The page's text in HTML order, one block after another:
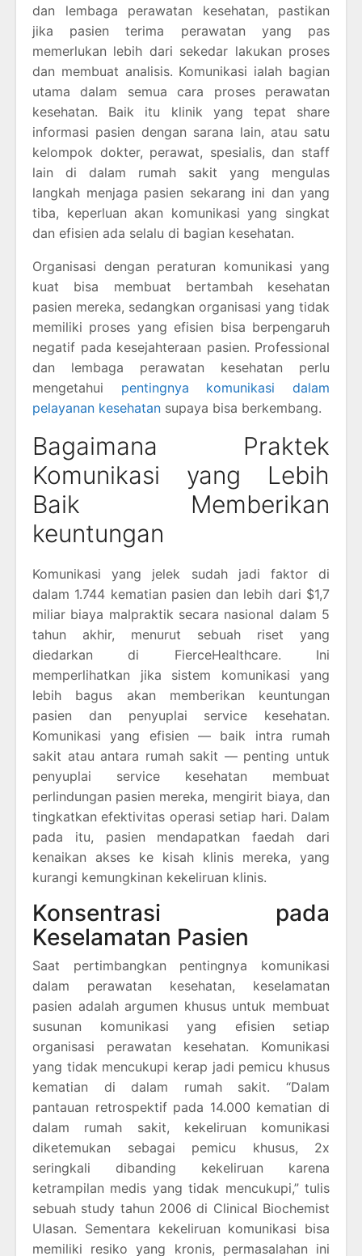
dan lembaga perawatan kesehatan, pastikan
jika pasien terima perawatan yang pas
memerlukan lebih dari sekedar lakukan proses
dan membuat analisis. Komunikasi ialah bagian
utama dalam semua cara proses perawatan
kesehatan. Baik itu klinik yang tepat share
informasi pasien dengan sarana lain, atau satu
kelompok dokter, perawat, spesialis, dan staff
lain di dalam rumah sakit yang mengulas
langkah menjaga pasien sekarang ini dan yang
tiba, keperluan akan komunikasi yang singkat
dan efisien ada selalu di bagian kesehatan.
Organisasi dengan peraturan komunikasi yang
kuat bisa membuat bertambah kesehatan
pasien mereka, sedangkan organisasi yang tidak
memiliki proses yang efisien bisa berpengaruh
negatif pada kesejahteraan pasien. Professional
dan lembaga perawatan kesehatan perlu
mengetahui pentingnya komunikasi dalam
pelayanan kesehatan supaya bisa berkembang.
Bagaimana Praktek
Komunikasi yang Lebih
Baik Memberikan
keuntungan
Komunikasi yang jelek sudah jadi faktor di
dalam 1.744 kematian pasien dan lebih dari $1,7
miliar biaya malpraktik secara nasional dalam 5
tahun akhir, menurut sebuah riset yang
diedarkan di FierceHealthcare. Ini
memperlihatkan jika sistem komunikasi yang
lebih bagus akan memberikan keuntungan
pasien dan penyuplai service kesehatan.
Komunikasi yang efisien — baik intra rumah
sakit atau antara rumah sakit — penting untuk
penyuplai service kesehatan membuat
perlindungan pasien mereka, mengirit biaya, dan
tingkatkan efektivitas operasi setiap hari. Dalam
pada itu, pasien mendapatkan faedah dari
kenaikan akses ke kisah klinis mereka, yang
kurangi kemungkinan kekeliruan klinis.
Konsentrasi pada
Keselamatan Pasien
Saat pertimbangkan pentingnya komunikasi
dalam perawatan kesehatan, keselamatan
pasien adalah argumen khusus untuk membuat
susunan komunikasi yang efisien setiap
organisasi perawatan kesehatan. Komunikasi
yang tidak mencukupi kerap jadi pemicu khusus
kematian di dalam rumah sakit. “Dalam
pantauan retrospektif pada 14.000 kematian di
dalam rumah sakit, kekeliruan komunikasi
diketemukan sebagai pemicu khusus, 2x
seringkali dibanding kekeliruan karena
ketrampilan medis yang tidak mencukupi,” tulis
sebuah study tahun 2006 di Clinical Biochemist
Ulasan. Sementara kekeliruan komunikasi bisa
memiliki resiko yang kronis, permasalahan ini